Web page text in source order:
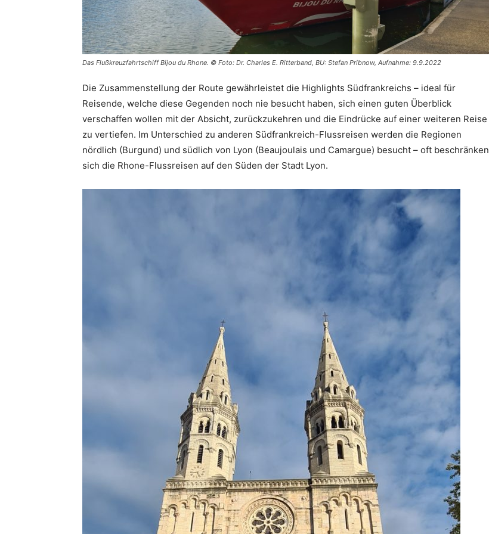
Das Flußkreuzfahrtschiff Bijou du Rhone. © Foto: Dr. Charles E. Ritterband, BU: Stefan Pribnow, Aufnahme: 9.9.2022
Die Zusammenstellung der Route gewährleistet die Highlights Südfrankreichs – ideal für
Reisende, welche diese Gegenden noch nie besucht haben, sich einen guten Überblick
verschaffen wollen mit der Absicht, zurückzukehren und die Eindrücke auf einer weiteren Reise
zu vertiefen. Im Unterschied zu anderen Südfrankreich-Flussreisen werden die Regionen
nördlich (Burgund) und südlich von Lyon (Beaujoulais und Camargue) besucht – oft beschränken
sich die Rhone-Flussreisen auf den Süden der Stadt Lyon.